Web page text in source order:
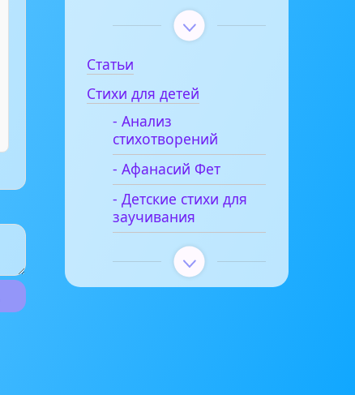
Статьи
Стихи для детей
- Анализ
стихотворений
- Афанасий Фет
- Детские стихи для
заучивания